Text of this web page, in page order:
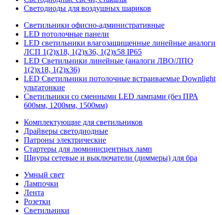
Светодиоды для воздушных шариков
Светильники офисно-административные
LED потолочные панели
LED светильники влагозащищенные линейные аналоги
ЛСП 1(2)х18, 1(2)х36, 1(2)х58 IP65
LED Светильники линейные (аналоги ЛВО/ЛПО
1(2)х18, 1(2)х36)
LED Светильники потолочные встраиваемые Downlight
ультатонкие
Светильники со сменными LED лампами (без ПРА
600мм, 1200мм, 1500мм)
Комплектующие для светильников
Драйверы светодиодные
Патроны электрические
Стартеры для люминисцентных ламп
Шнуры сетевые и выключатели (диммеры) для бра
Умный свет
Лампочки
Лента
Розетки
Светильники